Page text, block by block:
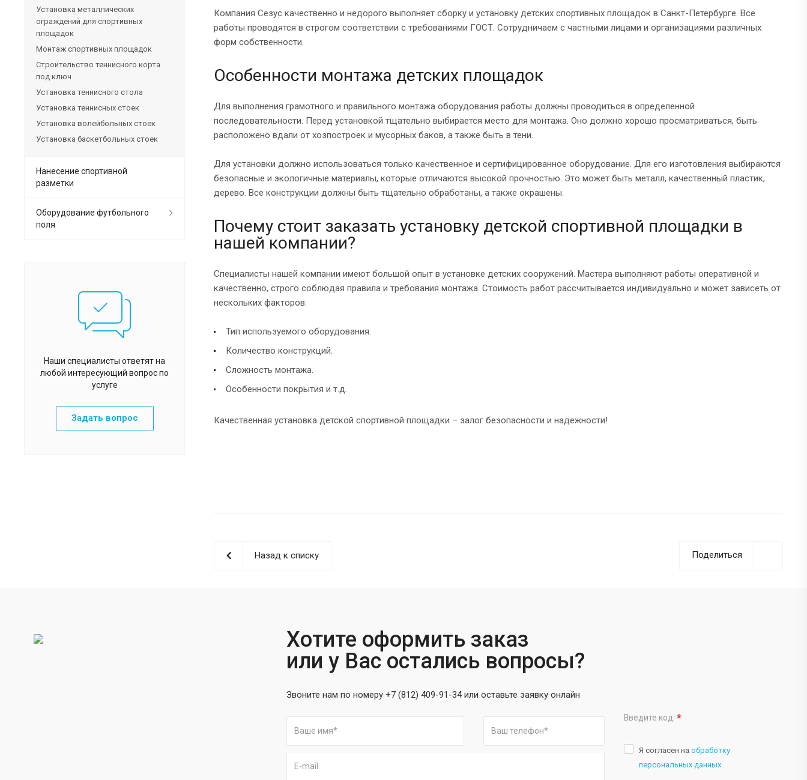
Компания Сезус качественно и недорого выполняет сборку и установку детских спортивных площадок в Санкт-Петербурге. Все
работы проводятся в строгом соответствии с требованиями ГОСТ. Сотрудничаем с частными лицами и организациями различных
форм собственности.
Особенности монтажа детских площадок
Для выполнения грамотного и правильного монтажа оборудования работы должны проводиться в определенной
последовательности. Перед установкой тщательно выбирается место для монтажа. Оно должно хорошо просматриваться, быть
расположено вдали от хозпостроек и мусорных баков, а также быть в тени.
Для установки должно использоваться только качественное и сертифицированное оборудование. Для его изготовления выбираются
безопасные и экологичные материалы, которые отличаются высокой прочностью. Это может быть металл, качественный пластик,
дерево. Все конструкции должны быть тщательно обработаны, а также окрашены.
Почему стоит заказать установку детской спортивной площадки в
нашей компании?
Специалисты нашей компании имеют большой опыт в установке детских сооружений. Мастера выполняют работы оперативной и
качественно, строго соблюдая правила и требования монтажа. Стоимость работ рассчитывается индивидуально и может зависеть от
нескольких факторов:
Тип используемого оборудования.
Количество конструкций.
Сложность монтажа.
Особенности покрытия и т.д.
Качественная установка детской спортивной площадки – залог безопасности и надежности!
Поделиться
Назад к списку
Установка металлических
ограждений для спортивных
площадок
Монтаж спортивных площадок
Строительство теннисного корта
под ключ
Установка теннисного стола
Установка теннисных стоек
Установка волейбольных стоек
Установка баскетбольных стоек
Нанесение спортивной
разметки
Оборудование футбольного
поля
Наши специалисты ответят на
любой интересующий вопрос по
услуге
Задать вопрос
Хотите оформить заказ
или у Вас остались вопросы?
Звоните нам по номеру +7 (812) 409-91-34 или оставьте заявку онлайн
Введите код: *
Я согласен наобработку
персональных данных